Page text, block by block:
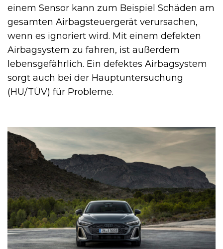
einem Sensor kann zum Beispiel Schäden am
gesamten Airbagsteuergerät verursachen,
wenn es ignoriert wird. Mit einem defekten
Airbagsystem zu fahren, ist außerdem
lebensgefährlich. Ein defektes Airbagsystem
sorgt auch bei der Hauptuntersuchung
(HU/TÜV) für Probleme.